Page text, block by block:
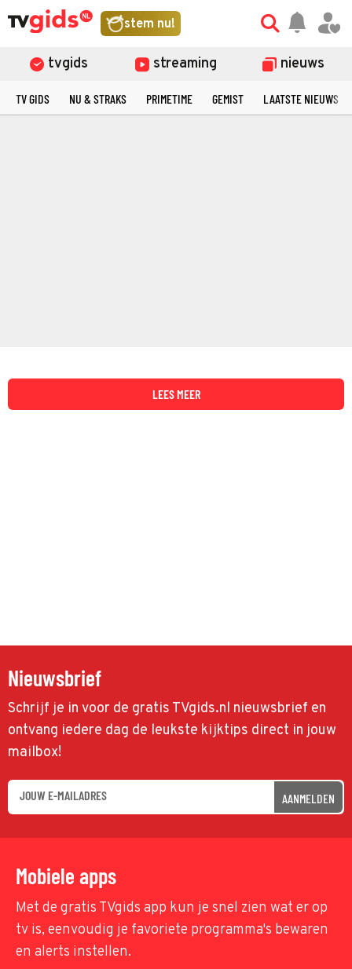
stem nu!
tvgids streaming nieuws
TV GIDS NU & STRAKS PRIMETIME GEMIST LAATSTE NIEUWS
LEES MEER
Nieuwsbrief
Schrijf je in voor de gratis TVgids.nl nieuwsbrief en
ontvang iedere dag de leukste kijktips direct in jouw
mailbox!
AANMELDEN
Mobiele apps
Met de gratis TVgids app kun je snel zien wat er op
tv is, eenvoudig je favoriete programma's bewaren
en alerts instellen.